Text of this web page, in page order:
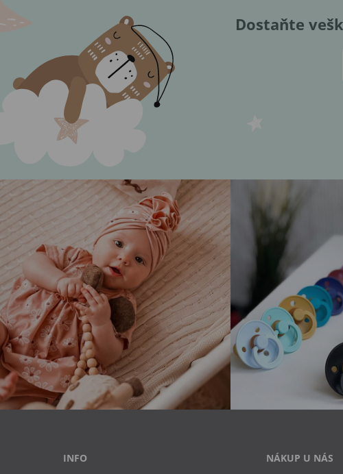
Dostaňte
INFO
NÁKUP U NÁS